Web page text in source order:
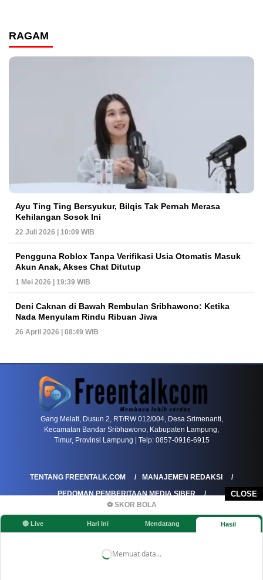
CLOSE
⚽ SKOR BOLA
🔴 Live Hari Ini Mendatang Hasil
Memuat data...
RAGAM
Ayu Ting Ting Bersyukur, Bilqis Tak Pernah Merasa
Kehilangan Sosok Ini
22 Juli 2026 | 10:09 WIB
Pengguna Roblox Tanpa Verifikasi Usia Otomatis Masuk
Akun Anak, Akses Chat Ditutup
1 Mei 2026 | 19:39 WIB
Deni Caknan di Bawah Rembulan Sribhawono: Ketika
Nada Menyulam Rindu Ribuan Jiwa
26 April 2026 | 08:49 WIB
Gang Melati, Dusun 2, RT/RW 012/004, Desa Srimenanti,
Kecamatan Bandar Sribhawono, Kabupaten Lampung,
Timur, Provinsi Lampung | Telp: 0857-0916-6915
TENTANG FREENTALK.COM
MANAJEMEN REDAKSI
PEDOMAN PEMBERITAAN MEDIA SIBER
PEDOMAN PEMBERITAAN RAMAH ANAK
KOREKSI & KLARIFIKASI
KEBIJAKAN IKLAN / ADVERTORIAL